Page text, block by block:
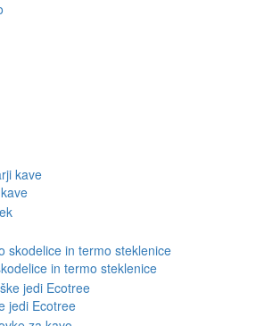
in termo steklenice
jedi Ecotree